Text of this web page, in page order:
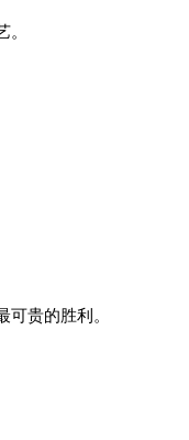
贵的胜利。